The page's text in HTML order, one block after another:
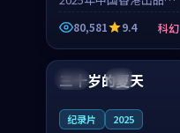
科幻新作，主创团队希
望用城市夜归人的故事
让观众停下来想一想。
朴艺珍领衔，沐子瑜担
任重要角色，郑书延的
80,581 9.4 科幻
法国 4K
三十岁的夏天
纪录片 2025